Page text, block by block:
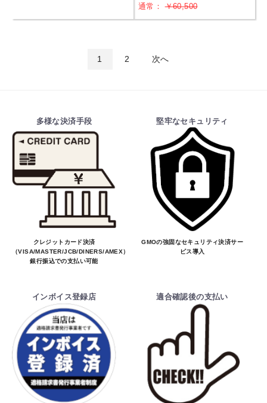
通常：￥60,500
1 2 次へ
多様な決済手段
クレジットカード決済
（VISA/MASTER/JCB/DINERS/AMEX）、
銀行振込での支払い可能
堅牢なセキュリティ
GMOの強固なセキュリティ決済サー
ビス導入
インボイス登録店 適合確認後の支払い